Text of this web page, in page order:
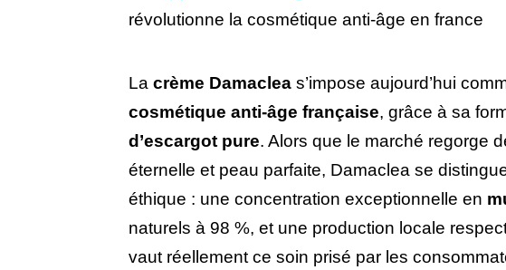
révolutionne la cosmétique anti-âge en france
La crème Damaclea s’impose aujourd’hui
cosmétique anti-âge française, grâce à sa
d’escargot pure. Alors que le marché regorge
éternelle et peau parfaite, Damaclea se
éthique : une concentration exceptionnelle en
naturels à 98 %, et une production locale
vaut réellement ce soin prisé par les